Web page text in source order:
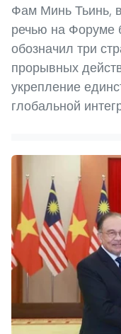
Фам Минь Тьинь,
речью на Форуме
обозначил три
прорывных
укрепление
глобальной